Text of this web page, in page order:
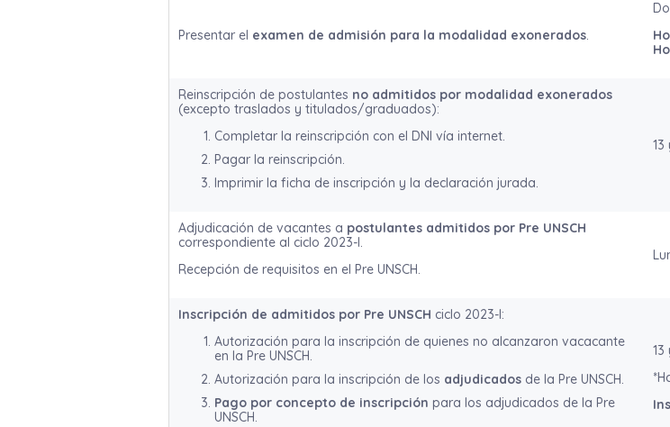
Presentar el examen de admisión para la modalidad exonerados.
Reinscripción de postulantes no admitidos por modalidad exonerados
(excepto traslados y titulados/graduados):
Completar la reinscripción con el DNI vía internet.
Pagar la reinscripción.
Imprimir la ficha de inscripción y la declaración jurada.
13
Adjudicación de vacantes a postulantes admitidos por Pre UNSCH
correspondiente al ciclo 2023-I.
Recepción de requisitos en el Pre UNSCH.
Inscripción de admitidos por Pre UNSCH ciclo 2023-I:
Autorización para la inscripción de quienes no alcanzaron vacacante
en la Pre UNSCH.
Autorización para la inscripción de los adjudicados de la Pre UNSCH.
Pago por concepto de inscripción para los adjudicados de la Pre
UNSCH.
13